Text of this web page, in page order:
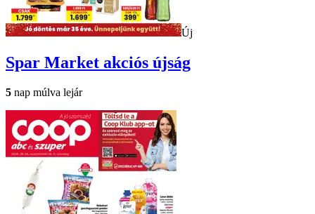
Új
Spar Market akciós újság
5 nap múlva lejár